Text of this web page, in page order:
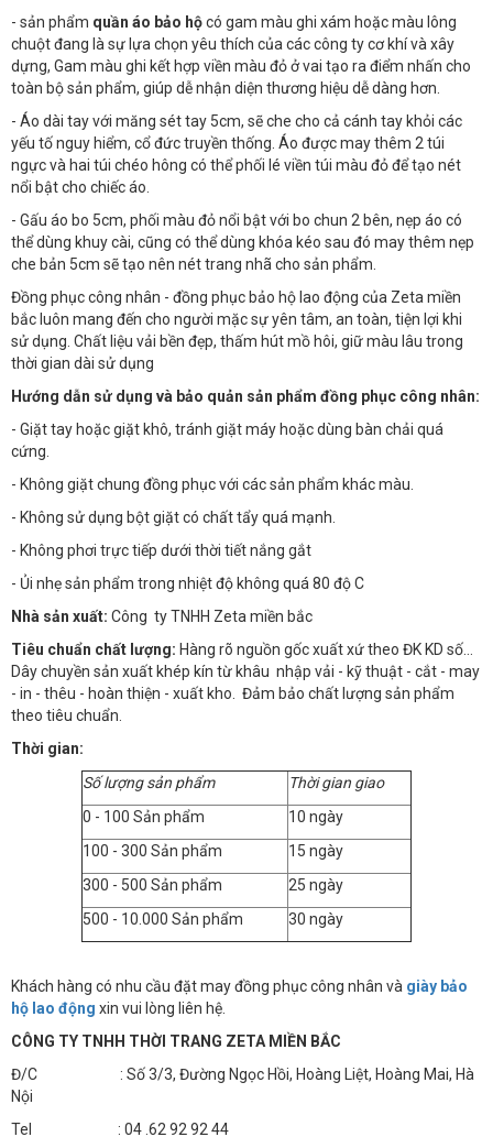
- sản phẩm quần áo bảo hộcó gam màu ghi xám hoặc màu lông
chuột đang là sự lựa chọn yêu thích của các công ty cơ khí và xây
dựng, Gam màu ghi kết hợp viền màu đỏ ở vai tạo ra điểm nhấn cho
toàn bộ sản phẩm, giúp dễ nhận diện thương hiệu dễ dàng hơn.
- Áo dài tay với măng sét tay 5cm, sẽ che cho cả cánh tay khỏi các
yếu tố nguy hiểm, cổ đức truyền thống. Áo được may thêm 2 túi
ngực và hai túi chéo hông có thể phối lé viền túi màu đỏ để tạo nét
nổi bật cho chiếc áo.
- Gấu áo bo 5cm, phối màu đỏ nổi bật với bo chun 2 bên, nẹp áo có
thể dùng khuy cài, cũng có thể dùng khóa kéo sau đó may thêm nẹp
che bản 5cm sẽ tạo nên nét trang nhã cho sản phẩm.
Đồng phục công nhân - đồng phục bảo hộ lao động của Zeta miền
bắc luôn mang đến cho người mặc sự yên tâm, an toàn, tiện lợi khi
sử dụng. Chất liệu vải bền đẹp, thấm hút mồ hôi, giữ màu lâu trong
thời gian dài sử dụng
Hướng dẫn sử dụng và bảo quản sản phẩm đồng phục công nhân:
- Giặt tay hoặc giặt khô, tránh giặt máy hoặc dùng bàn chải quá
cứng.
- Không giặt chung đồng phục với các sản phẩm khác màu.
- Không sử dụng bột giặt có chất tẩy quá mạnh.
- Không phơi trực tiếp dưới thời tiết nắng gắt
- Ủi nhẹ sản phẩm trong nhiệt độ không quá 80 độ C
Nhà sản xuất: Công ty TNHH Zeta miền bắc
Tiêu chuẩn chất lượng: Hàng rõ nguồn gốc xuất xứ theo ĐK KD số…
Dây chuyền sản xuất khép kín từ khâu nhập vải - kỹ thuật - cắt - may
- in - thêu - hoàn thiện - xuất kho. Đảm bảo chất lượng sản phẩm
theo tiêu chuẩn.
Thời gian:
Số lượng sản phẩm
Thời gian giao
0 - 100 Sản phẩm
10 ngày
100 - 300 Sản phẩm
15 ngày
300 - 500 Sản phẩm
25 ngày
500 - 10.000 Sản phẩm
30 ngày
Khách hàng có nhu cầu đặt may đồng phục công nhân và giày bảo
hộ lao động xin vui lòng liên hệ.
CÔNG TY TNHH THỜI TRANG ZETA MIỀN BẮC
Đ/C : Số 3/3, Đường Ngọc Hồi, Hoàng Liệt, Hoàng Mai, Hà
Nội
Tel : 04 .62 92 92 44